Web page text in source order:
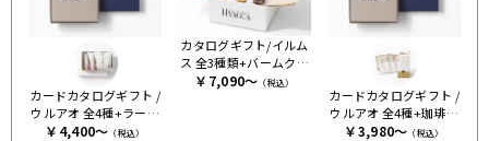
カードカタログギフト /
ウルアオ 全4種+ラーメ
ン
￥4,400～ （税込）
カタログギフト/イルム
ス 全3種類+バームクー
ヘンセット+紅茶
￥7,090～ （税込）
カードカタログギフト /
ウルアオ 全4種+珈琲＆
紅茶セット
￥3,980～ （税込）